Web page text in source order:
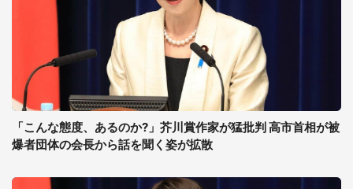
「こんな態度、あるのか?」芥川賞作家が猛批判 高市首相が被
爆者団体の会長から話を聞く姿が拡散